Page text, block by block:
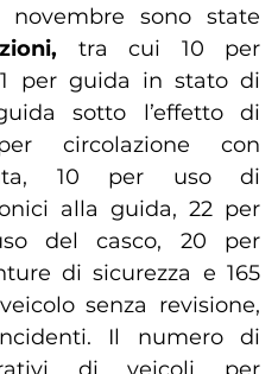
sono state
tra cui 10 per
per guida in stato di
sotto l’effetto di
circolazione con
10 per uso di
alla guida, 22 per
del casco, 20 per
di sicurezza e 165
senza revisione,
Il numero di